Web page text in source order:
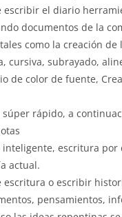
escribir el diario
documentos de la
como la creación de
cursiva, subrayado,
de color de fuente,
súper rápido, a
escritura por
actual.
o escribir
pensamientos,